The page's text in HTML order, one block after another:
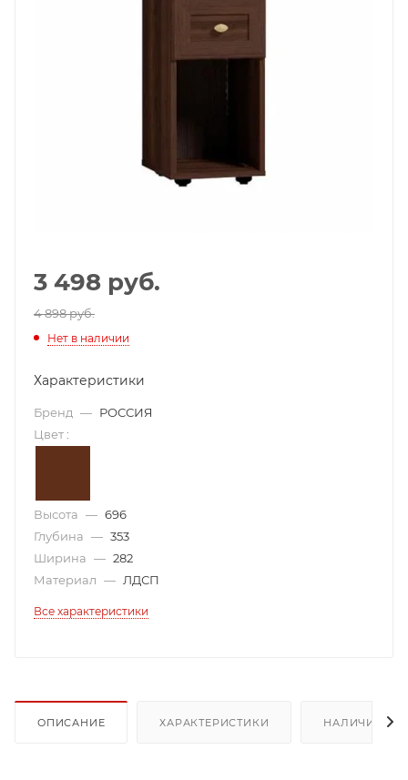
3 498 руб.
4 898 руб.
Нет в наличии
Характеристики
Бренд — РОССИЯ
Цвет :
Высота — 696
Глубина — 353
Ширина — 282
Материал — ЛДСП
Все характеристики
ОПИСАНИЕ ХАРАКТЕРИСТИКИ НАЛИЧИЕ